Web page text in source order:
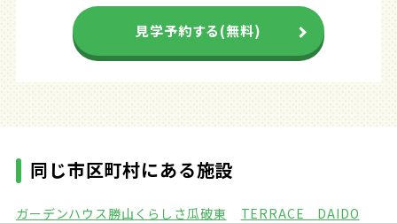
見学予約する(無料)
同じ市区町村にある施設
ガーデンハウス勝山 くらしさ瓜破東
TERRACE DAIDO